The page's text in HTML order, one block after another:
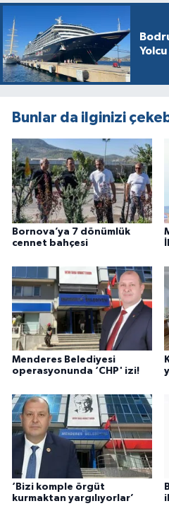
Bunlar da ilginizi
Bornova’ya 7 dönümlük
cennet bahçesi
Menderes Belediyesi
operasyonunda ‘CHP' izi!
‘Bizi komple örgüt
kurmaktan yargılıyorlar’